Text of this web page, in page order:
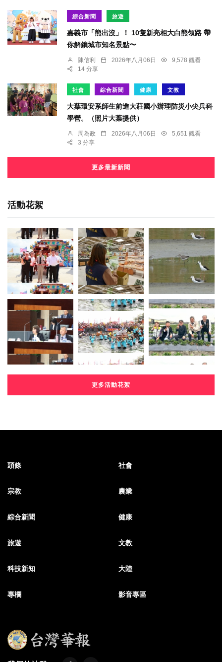
綜合新聞 旅遊
嘉義市「熊出沒」！ 10隻新亮相大白熊領路 帶
你解鎖城市知名景點〜
陳信利 2026年八月06日
9,578 觀看
14 分享
社會 綜合新聞 健康 文教
大葉環安系師生前進大莊國小辦理防災小尖兵科
學營。（照片大葉提供）
周為政 2026年八月06日
5,651 觀看
3 分享
更多最新新聞
活動花絮
更多活動花絮
頭條 社會
宗教 農業
綜合新聞 健康
旅遊 文教
科技新知 大陸
專欄 影音專區